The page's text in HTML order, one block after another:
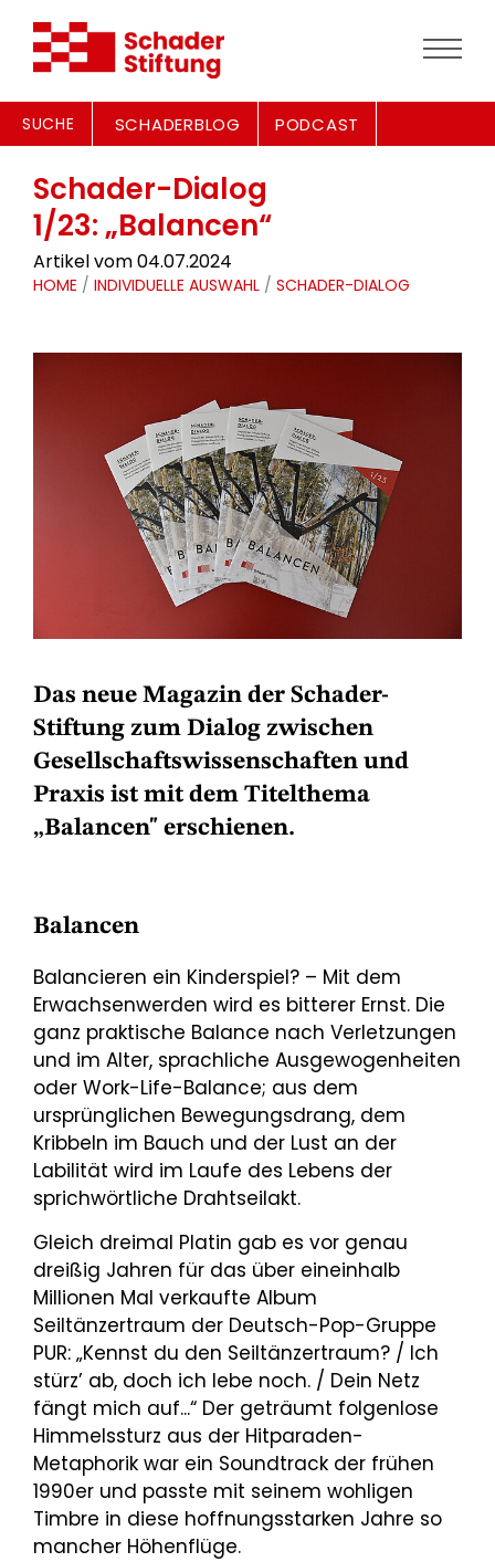
SUCHE SCHADERBLOG PODCAST
Schader-Dialog
1/23: „Balancen“
Artikel vom 04.07.2024
HOME / INDIVIDUELLE AUSWAHL / SCHADER-DIALOG
Das neue Magazin der Schader-
Stiftung zum Dialog zwischen
Gesellschaftswissenschaften und
Praxis ist mit dem Titelthema
„Balancen" erschienen.
Balancen
Balancieren ein Kinderspiel? – Mit dem
Erwachsenwerden wird es bitterer Ernst. Die
ganz praktische Balance nach Verletzungen
und im Alter, sprachliche Ausgewogenheiten
oder Work-Life-Balance; aus dem
ursprünglichen Bewegungsdrang, dem
Kribbeln im Bauch und der Lust an der
Labilität wird im Laufe des Lebens der
sprichwörtliche Drahtseilakt.
Gleich dreimal Platin gab es vor genau
dreißig Jahren für das über eineinhalb
Millionen Mal verkaufte Album
Seiltänzertraum der Deutsch-Pop-Gruppe
PUR: „Kennst du den Seiltänzertraum? / Ich
stürz’ ab, doch ich lebe noch. / Dein Netz
fängt mich auf...“ Der geträumt folgenlose
Himmelssturz aus der Hitparaden-
Metaphorik war ein Soundtrack der frühen
1990er und passte mit seinem wohligen
Timbre in diese hoffnungsstarken Jahre so
mancher Höhenflüge.